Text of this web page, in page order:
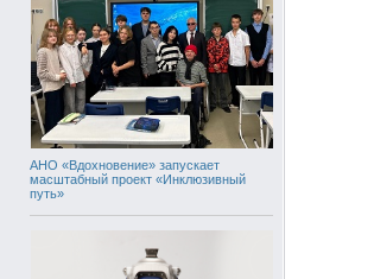
АНО «Вдохновение» запускает
масштабный проект «Инклюзивный
путь»